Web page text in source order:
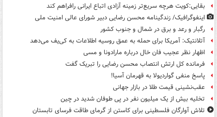
بقایی:کویت هرچه سریع‌تر زمینه آزادی اتباع ایرانی رافراهم کند
اینفوگرافیک/ زندگینامه محسن رضایی دبیر شورای عالی امنیت‌ ملی
رگبار و رعد و برق در شمال و جنوب کشور
آتلانتیک: آمریکا برای حمله به عمق روسیه اطلاعات به کی‌یف می‌دهد
اظهار نظر عجیب فان خال درباره مارادونا و مسی
فرمانده کل ارتش انتصاب محسن رضایی را تبریک گفت
پاسخ منفی گواردیولا به قهرمان آسیا!
عقب‌نشینی قیمت طلا در بازار جهانی
تخلیه بیش از یک میلیون نفر در پی طوفان شدید در چین
تلاش آوارگان فلسطینی برای کاستن از گرمای طاقت فرسای تابستان